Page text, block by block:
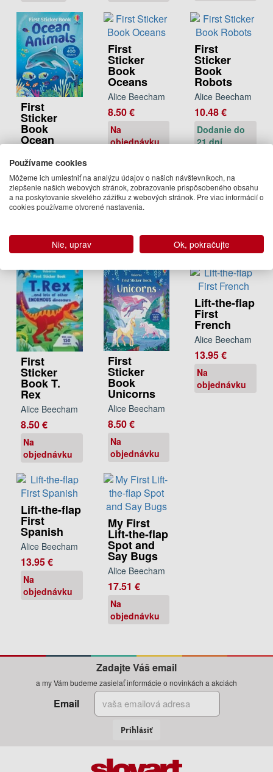
First
Sticker
Book
Ocean
Jane Bingham,
Kristie
Pickersgill, Alice
Beecham
Dodanie do
First
Sticker
Book
Oceans
Alice Beecham
8.50 €
Na
objednávku
First
Sticker
Book
Robots
Alice Beecham
10.48 €
Dodanie do
21 dní
First
Sticker
Book T.
Rex
Alice Beecham
8.50 €
Na
objednávku
First
Sticker
Book
Unicorns
Alice Beecham
8.50 €
Na
objednávku
Lift-the-flap
First
French
Alice Beecham
13.95 €
Na
objednávku
Lift-the-flap
First
Spanish
Alice Beecham
13.95 €
Na
objednávku
My First
Lift-the-flap
Spot and
Say Bugs
Alice Beecham
17.51 €
Na
objednávku
Zadajte Váš email
a my Vám budeme zasielať informácie o novinkách a akciách
Email
Prihlásiť
Používame cookies
Môžeme ich umiestniť na analýzu údajov o našich návštevníkoch, na
zlepšenie našich webových stránok, zobrazovanie prispôsobeného obsahu
a na poskytovanie skvelého zážitku z webových stránok. Pre viac informácií o
cookies používame otvorené nastavenia.
Nie, uprav Ok, pokračujte